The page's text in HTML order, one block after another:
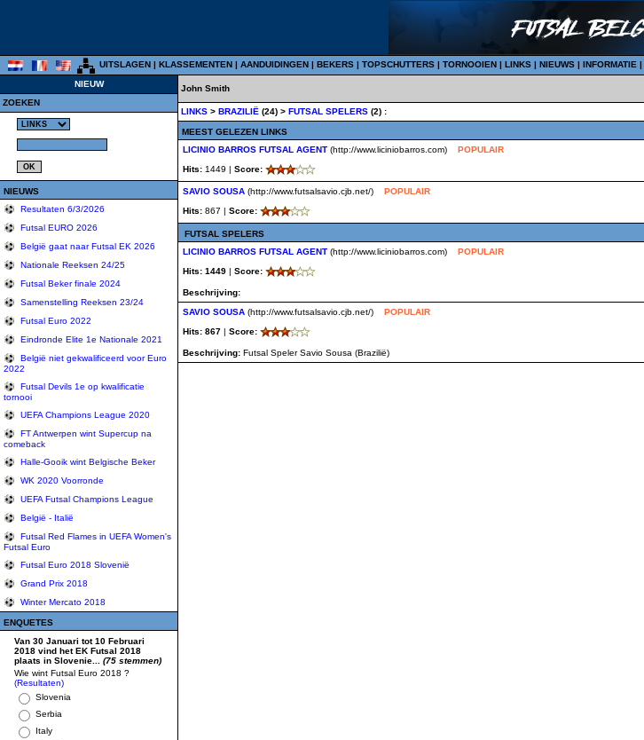
UITSLAGEN | KLASSEMENTEN | AANDUIDINGEN | BEKERS | TOPSCHUTTERS | TORNOOIEN | LINKS | NIEUWS | INFORMATIE |
NIEUW
ZOEKEN
NIEUWS
Resultaten 6/3/2026
Futsal EURO 2026
België gaat naar Futsal EK 2026
Nationale Reeksen 24/25
Futsal Beker finale 2024
Samenstelling Reeksen 23/24
Futsal Euro 2022
Eindronde Elite 1e Nationale 2021
België niet gekwalificeerd voor Euro
2022
Futsal Devils 1e op kwalificatie
tornooi
UEFA Champions League 2020
FT Antwerpen wint Supercup na
comeback
Halle-Gooik wint Belgische Beker
WK 2020 Voorronde
UEFA Futsal Champions League
België - Italië
Futsal Red Flames in UEFA Women's
Futsal Euro
Futsal Euro 2018 Slovenië
Grand Prix 2018
Winter Mercato 2018
ENQUETES
Van 30 Januari tot 10 Februari
2018 vind het EK Futsal 2018
plaats in Slovenie... (75 stemmen)
Wie wint Futsal Euro 2018 ?
(Resultaten)
Slovenia
Serbia
Italy
John Smith
LINKS > BRAZILIË (24) > FUTSAL SPELERS (2) :
MEEST GELEZEN LINKS
LICINIO BARROS FUTSAL AGENT (http://www.liciniobarros.com) POPULAIR
Hits: 1449 | Score:
SAVIO SOUSA (http://www.futsalsavio.cjb.net/) POPULAIR
Hits: 867 | Score:
FUTSAL SPELERS
LICINIO BARROS FUTSAL AGENT (http://www.liciniobarros.com) POPULAIR
Hits: 1449 | Score:
Beschrijving:
SAVIO SOUSA (http://www.futsalsavio.cjb.net/) POPULAIR
Hits: 867 | Score:
Beschrijving: Futsal Speler Savio Sousa (Brazilië)